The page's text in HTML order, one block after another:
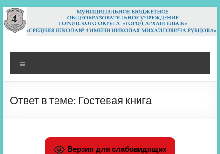
Перейти
к
содержимому
МБОУ СШ 4
Архангельск
Ответ в теме: Гостевая книга
Версия для слабовидящих